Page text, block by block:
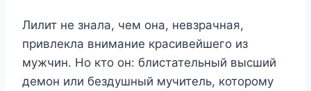
Лилит не знала, чем она, невзрачная,
привлекла внимание красивейшего из
мужчин. Но кто он: блистательный высший
демон или бездушный мучитель, которому